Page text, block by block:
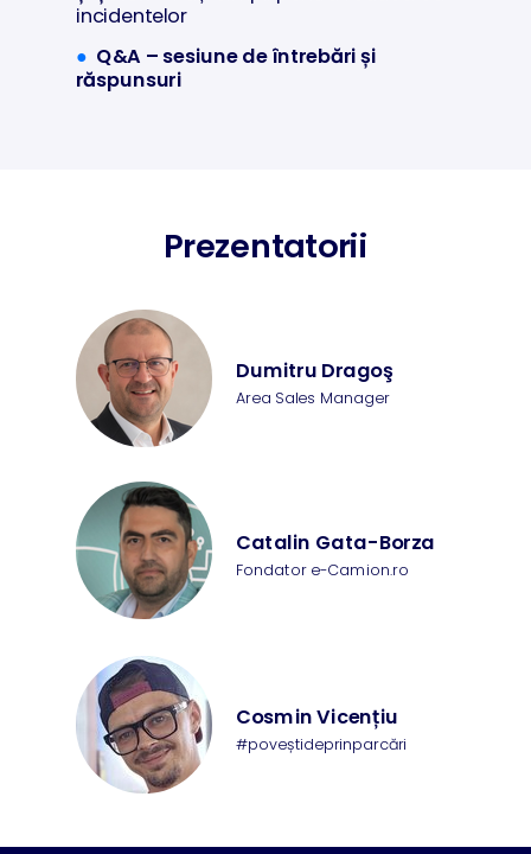
incidentelor
● Q&A – sesiune de întrebări și
răspunsuri
Prezentatorii
Dumitru Dragoş
Area Sales Manager
Catalin Gata-Borza
Fondator e-Camion.ro
Cosmin Vicențiu
#poveștideprinparcări